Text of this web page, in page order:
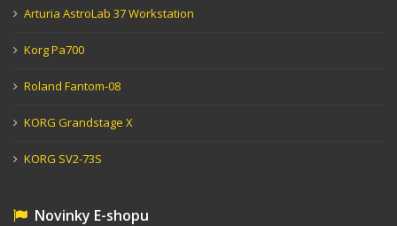
Arturia AstroLab 37 Workstation
Korg Pa700
Roland Fantom-08
KORG Grandstage X
KORG SV2-73S
Novinky E-shopu